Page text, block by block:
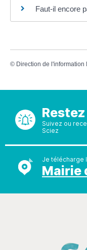
Faut-il encore
© Direction de
Suivez ou
Sciez
Je télécharge
Mairie